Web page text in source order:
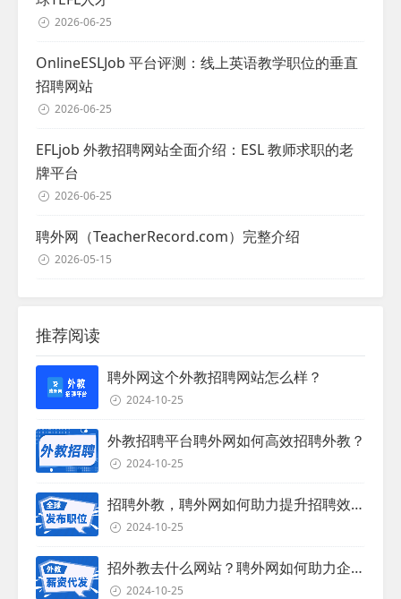
2026-06-25
OnlineESLJob 平台评测：线上英语教学职位的垂直
招聘网站
2026-06-25
EFLjob 外教招聘网站全面介绍：ESL 教师求职的老
牌平台
2026-06-25
聘外网（TeacherRecord.com）完整介绍
2026-05-15
推荐阅读
聘外网这个外教招聘网站怎么样？
2024-10-25
外教招聘平台聘外网如何高效招聘外教？
2024-10-25
招聘外教，聘外网如何助力提升招聘效率？
2024-10-25
招外教去什么网站？聘外网如何助力企业外教招聘
2024-10-25